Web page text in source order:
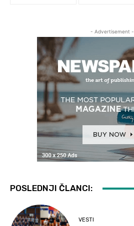
- Advertisement -
POSLEDNJI ČLANCI:
VESTI